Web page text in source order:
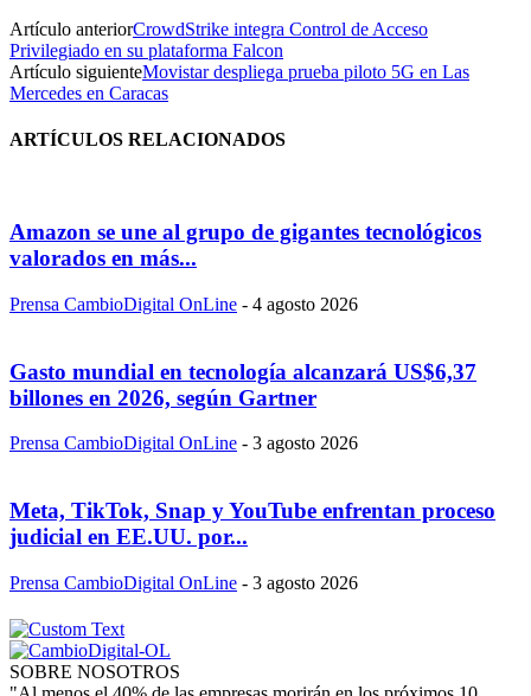
Artículo anteriorCrowdStrike integra Control de Acceso
Privilegiado en su plataforma Falcon
Artículo siguienteMovistar despliega prueba piloto 5G en Las
Mercedes en Caracas
ARTÍCULOS RELACIONADOS
Amazon se une al grupo de gigantes tecnológicos
valorados en más...
Prensa CambioDigital OnLine - 4 agosto 2026
Gasto mundial en tecnología alcanzará US$6,37
billones en 2026, según Gartner
Prensa CambioDigital OnLine - 3 agosto 2026
Meta, TikTok, Snap y YouTube enfrentan proceso
judicial en EE.UU. por...
Prensa CambioDigital OnLine - 3 agosto 2026
SOBRE NOSOTROS